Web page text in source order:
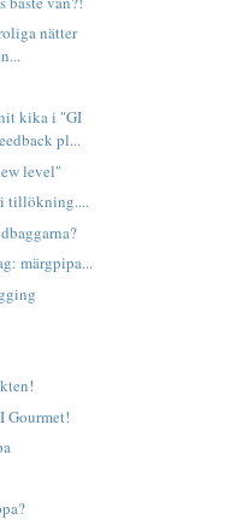
nätter
kika i "GI
pl...
level"
tillökning....
märgpipa...
Gourmet!